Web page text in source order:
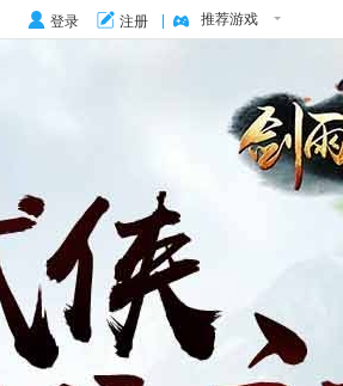
登录 注册 推荐游戏